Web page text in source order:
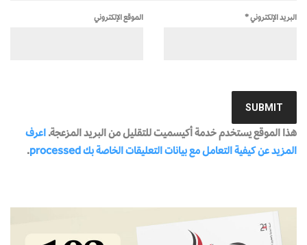
البريد الإلكتروني* الموقع الإلكتروني
هذا الموقع يستخدم خدمة أكيسميت للتقليل من البريد المزعجة. اعرف
المزيد عن كيفية التعامل مع بيانات التعليقات الخاصة بك processed
.